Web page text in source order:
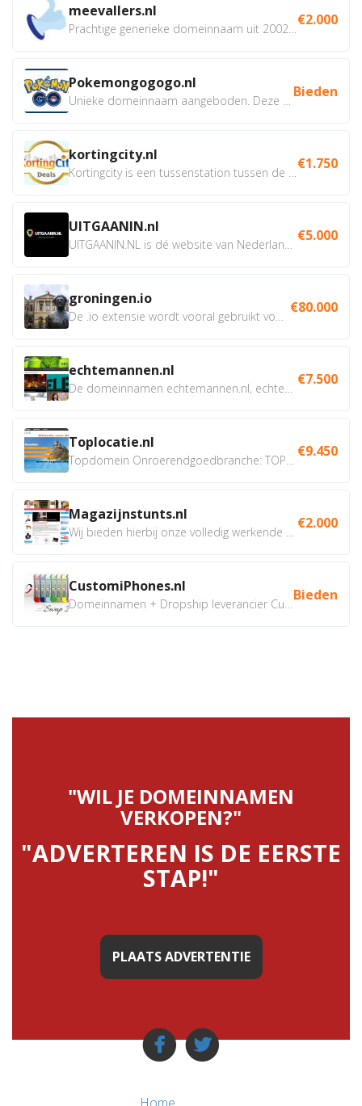
meevallers.nl €2.000
Pokemongogogo.nl Bieden
kortingcity.nl €1.750
UITGAANIN.nl €5.000
groningen.io €80.000
echtemannen.nl €7.500
Toplocatie.nl €9.450
Magazijnstunts.nl €2.000
CustomiPhones.nl Bieden
"WIL JE DOMEINNAMEN
VERKOPEN?"
"ADVERTEREN IS DE EERSTE
STAP!"
PLAATS ADVERTENTIE